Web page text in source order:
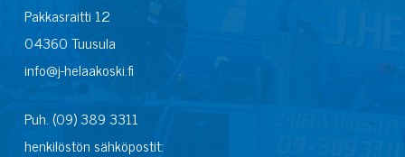
Pakkasraitti 12
04360 Tuusula
info@j-helaakoski.fi
Puh. (09) 389 3311
henkilöstön sähköpostit: